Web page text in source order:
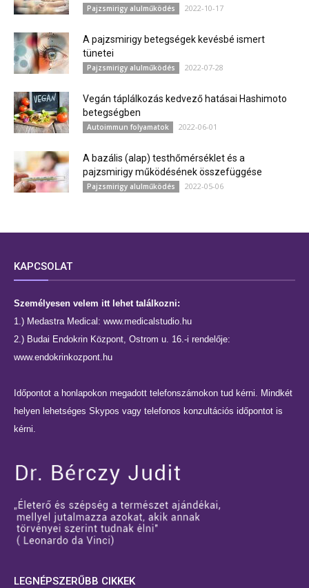
Pajzsmirigy alulműködés 2022-10-17
A pajzsmirigy betegségek kevésbé ismert
tünetei
Pajzsmirigy alulműködés 2022-07-28
Vegán táplálkozás kedvező hatásai Hashimoto
betegségben
Autoimmun folyamatok 2022-06-01
A bazális (alap) testhőmérséklet és a
pajzsmirigy működésének összefüggése
Pajzsmirigy alulműködés 2022-05-06
KAPCSOLAT
Személyesen velem itt lehet találkozni:
1.) Medastra Medical: www.medicalstudio.hu
2.) Budai Endokrin Központ, Ostrom u. 16.-i rendelője:
www.endokrinkozpont.hu
Időpontot a honlapokon megadott telefonszámokon tud kérni. Mindkét
helyen lehetséges Skypos vagy telefonos konzultációs időpontot is
kérni.
LEGNÉPSZERŰBB CIKKEK